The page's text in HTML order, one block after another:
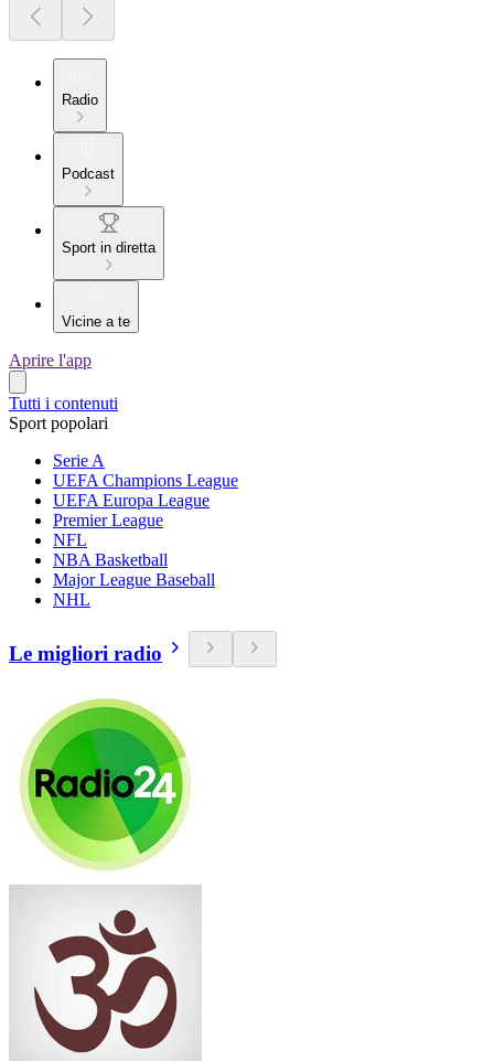
Radio
Podcast
Sport in diretta
Vicine a te
Aprire l'app
Tutti i contenuti
Sport popolari
Serie A
UEFA Champions League
UEFA Europa League
Premier League
NFL
NBA Basketball
Major League Baseball
NHL
Le migliori radio